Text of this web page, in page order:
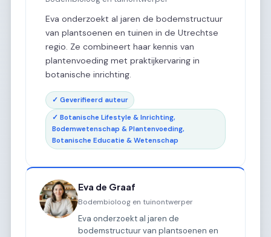
Eva onderzoekt al jaren de bodemstructuur
van plantsoenen en tuinen in de Utrechtse
regio. Ze combineert haar kennis van
plantenvoeding met praktijkervaring in
botanische inrichting.
✓ Geverifieerd auteur
✓ Botanische Lifestyle & Inrichting,
Bodemwetenschap & Plantenvoeding,
Botanische Educatie & Wetenschap
Eva de Graaf
Bodembioloog en tuinontwerper
Eva onderzoekt al jaren de
bodemstructuur van plantsoenen en